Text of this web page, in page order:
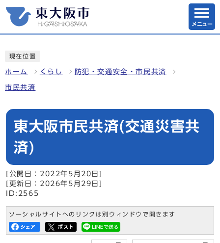
メニュー
現在位置
ホーム くらし 防犯・交通安全・市民共済
市民共済
東大阪市民共済(交通災害共
済)
[公開日：2022年5月20日]
[更新日：2026年5月29日]
ID:2565
ソーシャルサイトへのリンクは別ウィンドウで開きます